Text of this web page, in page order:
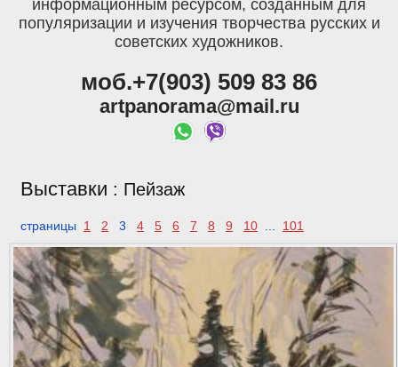
информационным ресурсом, созданным для
популяризации и изучения творчества русских и
советских художников.
моб.+7(903) 509 83 86
artpanorama@mail.ru
Выставки : Пейзаж
страницы 1 2 3 4 5 6 7 8 9 10 ... 101